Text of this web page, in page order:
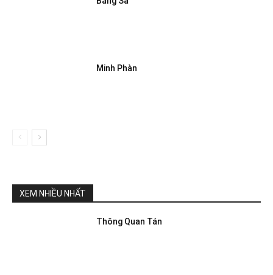
Minh Phàn
XEM NHIỀU NHẤT
Thông Quan Tán